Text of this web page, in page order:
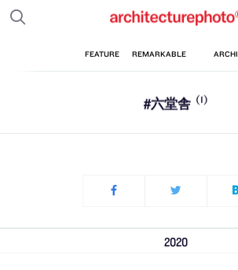
#六堂舎 (1)
2020